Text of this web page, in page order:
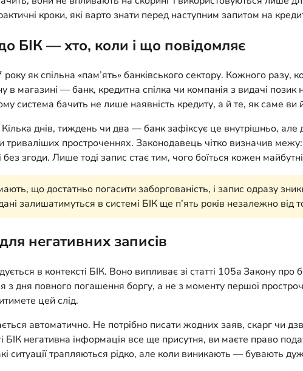
кроки, які варто знати перед наступним запитом на
БІК — хто, коли і що повідомляє
як спільна «пам’ять» банківського сектору. Кожного разу,
магазині — банк, кредитна спілка чи компанія з видачі позик
система бачить не лише наявність кредиту, а й те, як саме ви
днів, тиждень чи два — банк зафіксує це внутрішньо,
триваліших простроченнях. Законодавець чітко визначив
згоди. Лише тоді запис стає тим, чого боїться кожен
що достатньо погасити заборгованість, і запис одразу
залишатимуться в системі БІК ще п’ять років незалежно від
негативних записів
в контексті БІК. Воно випливає зі статті 105a Закону про
з дня повного погашення боргу, а не з моменту першої
цей слід.
автоматично. Не потрібно писати жодних заяв, скарг чи
негативна інформація все ще присутня, ви маєте право
ситуації трапляються рідко, але коли виникають — бувають